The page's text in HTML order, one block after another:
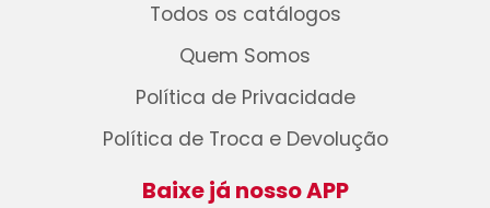
Todos os catálogos
Quem Somos
Política de Privacidade
Política de Troca e Devolução
Baixe já nosso APP